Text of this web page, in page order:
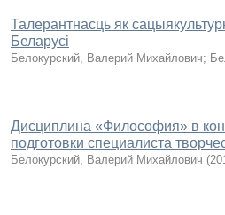
Талерантнасць як
Беларусі
Белокурский, Валерий Михайлович;
Дисциплина «Философия» в
подготовки специалиста
Белокурский, Валерий Михайлович (